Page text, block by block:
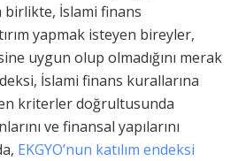
birlikte, İslami finans
yapmak isteyen bireyler,
uygun olup olmadığını merak
İslami finans kurallarına
kriterler doğrultusunda
ve finansal yapılarını
EKGYO’nun katılım endeksi